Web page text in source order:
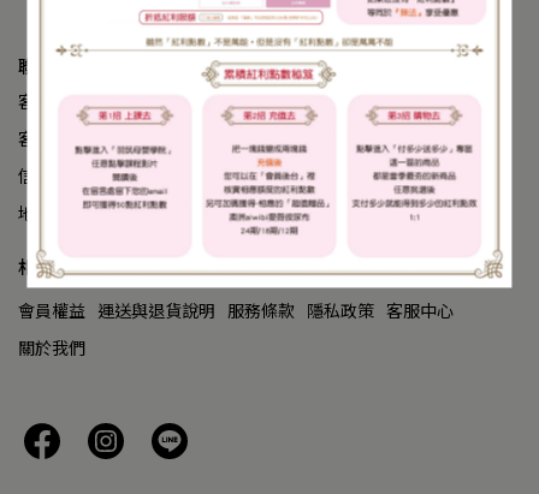
聯絡我們
客服專線： 02-23825588
客服時間：週一至週五 9:00-20:00、週六至週日 9:00-18:00
信箱：mombabyplaza.com@gmail.com
地址：台北市中正區中華路一段39號21樓
相關服務
會員權益 運送與退貨說明 服務條款 隱私政策 客服中心
關於我們